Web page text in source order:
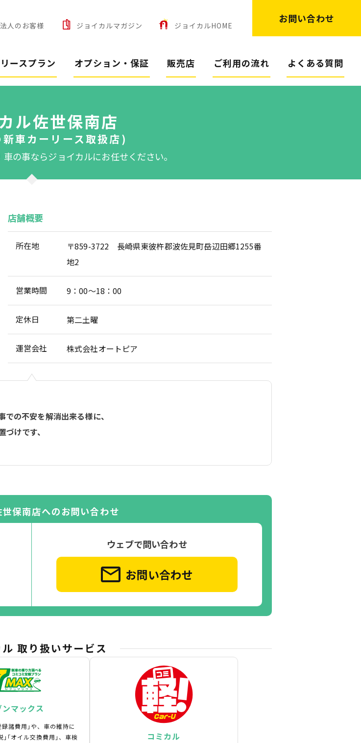
法人のお客様 ジョイカルマガジン ジョイカルHOME
お問い合わせ
ースプラン オプション・保証 販売店 ご利用の流れ よくある質問
ル佐世保南店
車カーリース取扱店)
車の事ならジョイカルにお任せください。
店舗概要
所在地
〒859-3722 長崎県東彼杵郡波佐見町岳辺田郷1255番
地2
営業時間 9：00～18：00
定休日 第二土曜
運営会社 株式会社オートピア
での不安を解消出来る様に、
けです、
保南店へのお問い合わせ
ウェブで問い合わせ
お問い合わせ
取り扱いサービス
ンマックス
諸費用｣や、車の維持に
｣｢オイル交換費用｣、車検
コミカル